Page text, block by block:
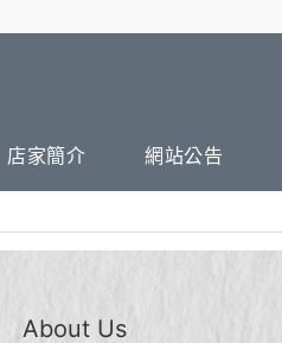
店家簡介 網站公告
About Us